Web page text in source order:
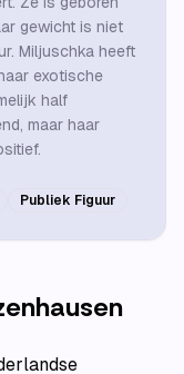
gewicht is niet
Miljuschka heeft
exotische
half
maar haar
Publiek Figuur